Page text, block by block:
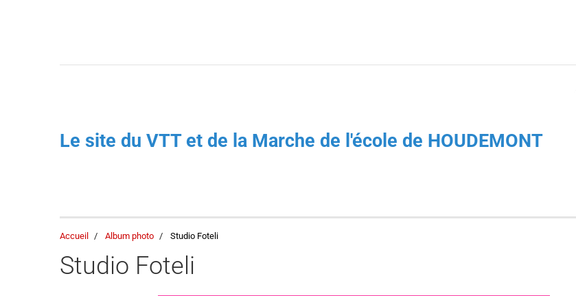
Le site du VTT et de la Marche de l'école de HOUDEMONT
Accueil Album photo Studio Foteli
Studio Foteli